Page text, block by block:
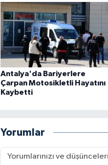
Antalya'da Bariyerlere
Çarpan Motosikletli Hayatını
Kaybetti
Yorumlar